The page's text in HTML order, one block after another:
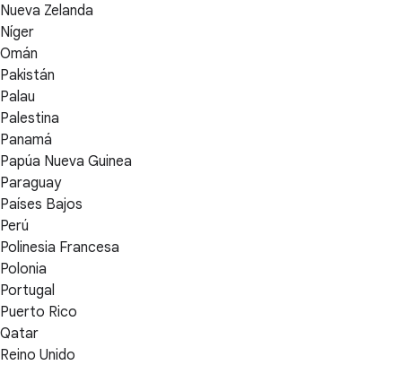
Nueva Zelanda
Níger
Omán
Pakistán
Palau
Palestina
Panamá
Papúa Nueva Guinea
Paraguay
Países Bajos
Perú
Polinesia Francesa
Polonia
Portugal
Puerto Rico
Qatar
Reino Unido